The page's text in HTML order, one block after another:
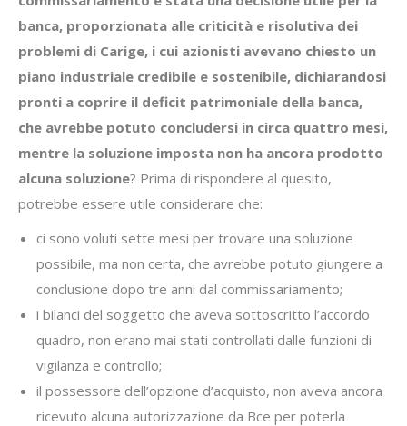
banca, proporzionata alle criticità e risolutiva dei
problemi di Carige, i cui azionisti avevano chiesto un
piano industriale credibile e sostenibile, dichiarandosi
pronti a coprire il deficit patrimoniale della banca,
che avrebbe potuto concludersi in circa quattro mesi,
mentre la soluzione imposta non ha ancora prodotto
alcuna soluzione? Prima di rispondere al quesito,
potrebbe essere utile considerare che:
ci sono voluti sette mesi per trovare una soluzione
possibile, ma non certa, che avrebbe potuto giungere a
conclusione dopo tre anni dal commissariamento;
i bilanci del soggetto che aveva sottoscritto l’accordo
quadro, non erano mai stati controllati dalle funzioni di
vigilanza e controllo;
il possessore dell’opzione d’acquisto, non aveva ancora
ricevuto alcuna autorizzazione da Bce per poterla